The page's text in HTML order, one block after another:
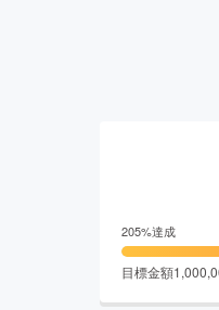
205%達成
目標金額